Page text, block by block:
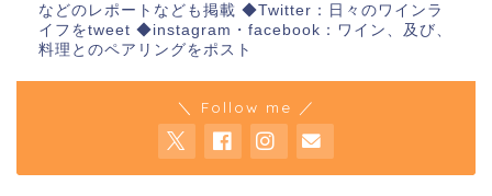
などのレポートなども掲載 ◆Twitter：日々のワインラ
イフをtweet ◆instagram・facebook：ワイン、及び、
料理とのペアリングをポスト
＼ Follow me ／